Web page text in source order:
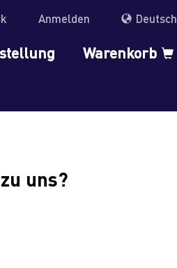
Anmelden Deutsch
Warenkorb
uns?